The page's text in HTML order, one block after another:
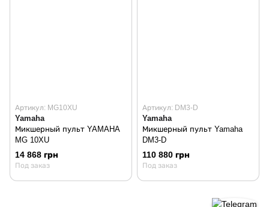
Артикул: MG10XU
Yamaha
Микшерный пульт YAMAHA
MG 10XU
14 868 грн
Под заказ
Артикул: DM3-D
Yamaha
Микшерный пульт Yamaha
DM3-D
110 880 грн
Под заказ